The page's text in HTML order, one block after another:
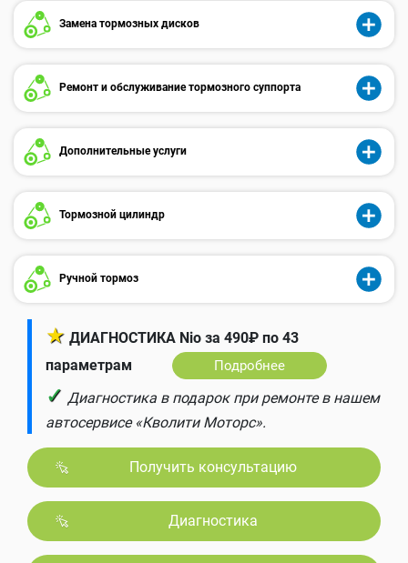
Замена тормозных дисков
Ремонт и обслуживание тормозного суппорта
Дополнительные услуги
Тормозной цилиндр
Ручной тормоз
★ ДИАГНОСТИКА Nio за 490₽ по 43
параметрам
Подробнее
✓ Диагностика в подарок при ремонте в нашем
автосервисе «Кволити Моторс».
Получить консультацию
Диагностика